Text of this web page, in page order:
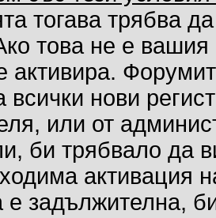
тогава трябва
това не е
активира.
всички нови
или от
би трябвало да
активация
е задължителна,